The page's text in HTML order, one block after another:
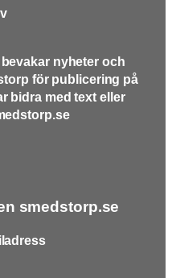
nyheter och
för publicering på
bidra med text eller
smedstorp.se